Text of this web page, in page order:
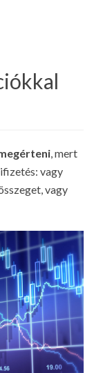
, mert
vagy
vagy